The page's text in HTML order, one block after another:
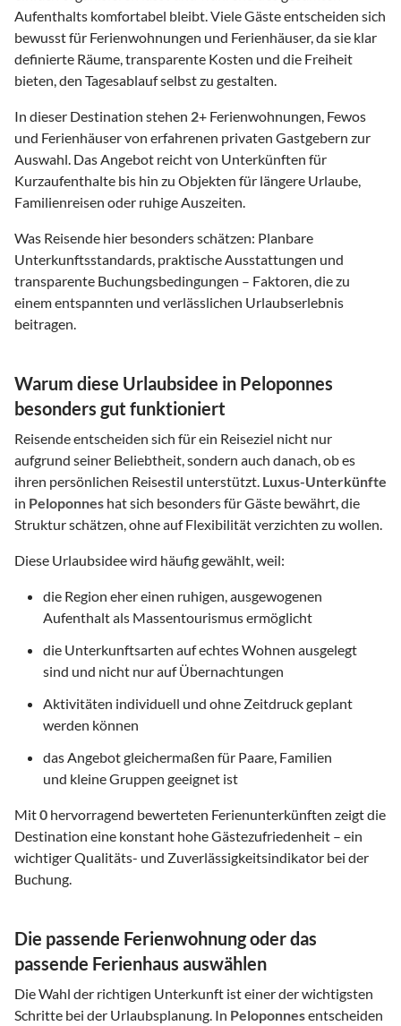
Aufenthalts komfortabel bleibt. Viele Gäste entscheiden sich
bewusst für Ferienwohnungen und Ferienhäuser, da sie klar
definierte Räume, transparente Kosten und die Freiheit
bieten, den Tagesablauf selbst zu gestalten.
In dieser Destination stehen 2+ Ferienwohnungen, Fewos
und Ferienhäuser von erfahrenen privaten Gastgebern zur
Auswahl. Das Angebot reicht von Unterkünften für
Kurzaufenthalte bis hin zu Objekten für längere Urlaube,
Familienreisen oder ruhige Auszeiten.
Was Reisende hier besonders schätzen: Planbare
Unterkunftsstandards, praktische Ausstattungen und
transparente Buchungsbedingungen – Faktoren, die zu
einem entspannten und verlässlichen Urlaubserlebnis
beitragen.
Warum diese Urlaubsidee in Peloponnes
besonders gut funktioniert
Reisende entscheiden sich für ein Reiseziel nicht nur
aufgrund seiner Beliebtheit, sondern auch danach, ob es
ihren persönlichen Reisestil unterstützt. Luxus-Unterkünfte
in Peloponnes hat sich besonders für Gäste bewährt, die
Struktur schätzen, ohne auf Flexibilität verzichten zu wollen.
Diese Urlaubsidee wird häufig gewählt, weil:
die Region eher einen ruhigen, ausgewogenen
Aufenthalt als Massentourismus ermöglicht
die Unterkunftsarten auf echtes Wohnen ausgelegt
sind und nicht nur auf Übernachtungen
Aktivitäten individuell und ohne Zeitdruck geplant
werden können
das Angebot gleichermaßen für Paare, Familien
und kleine Gruppen geeignet ist
Mit0 hervorragend bewerteten Ferienunterkünften zeigt die
Destination eine konstant hohe Gästezufriedenheit – ein
wichtiger Qualitäts- und Zuverlässigkeitsindikator bei der
Buchung.
Die passende Ferienwohnung oder das
passende Ferienhaus auswählen
Die Wahl der richtigen Unterkunft ist einer der wichtigsten
Schritte bei der Urlaubsplanung. In Peloponnesentscheiden